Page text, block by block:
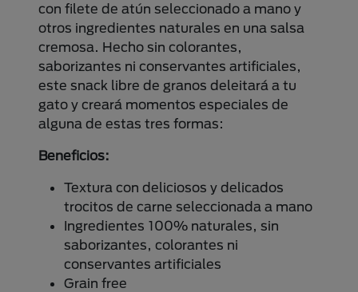
con filete de atún seleccionado a mano y
otros ingredientes naturales en una salsa
cremosa. Hecho sin colorantes,
saborizantes ni conservantes artificiales,
este snack libre de granos deleitará a tu
gato y creará momentos especiales de
alguna de estas tres formas:
Beneficios:
Textura con deliciosos y delicados
trocitos de carne seleccionada a mano
Ingredientes 100% naturales, sin
saborizantes, colorantes ni
conservantes artificiales
Grain free